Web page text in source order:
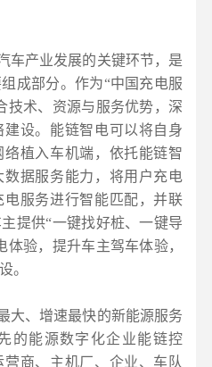
车产业发展的关键环节，是
成部分。作为“中国充电服
技术、资源与服务优势，深
设。能链智电可以将自身
植入车机端，依托能链智
据服务能力，将用户充电
服务进行智能匹配，并联
提供“一键找好桩、一键导
验，提升车主驾车体验，
。
大、增速最快的新能源服务
的能源数字化企业能链控
商、主机厂、企业、车队